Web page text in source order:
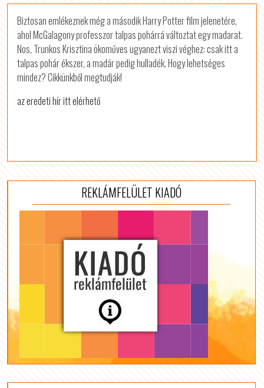
Biztosan emlékeznek még a második Harry Potter film jelenetére,
ahol McGalagony professzor talpas pohárrá változtat egy madarat.
Nos, Trunkos Krisztina ökoműves ugyanezt viszi véghez: csak itt a
talpas pohár ékszer, a madár pedig hulladék. Hogy lehetséges
mindez? Cikkünkből megtudják!
az eredeti hír itt elérhető
REKLÁMFELÜLET KIADÓ